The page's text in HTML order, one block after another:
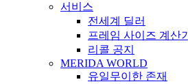
서비스
전세계 딜러
프레임 사이즈 계산기
리콜 공지
MERIDA WORLD
유일무이한 존재